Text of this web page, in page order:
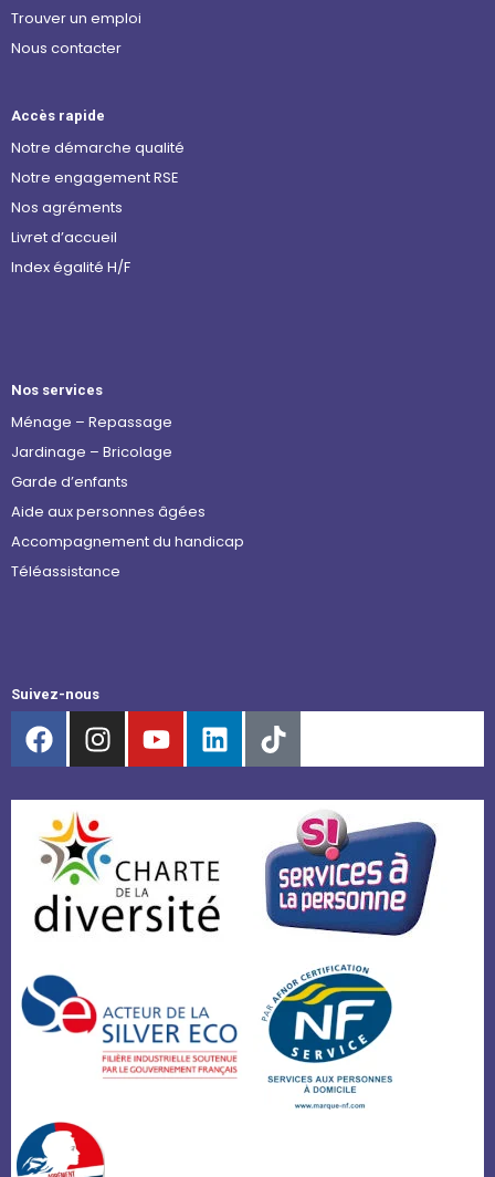
Trouver un emploi
Nous contacter
Accès rapide
Notre démarche qualité
Notre engagement RSE
Nos agréments
Livret d’accueil
Index égalité H/F
Nos services
Ménage – Repassage
Jardinage – Bricolage
Garde d’enfants
Aide aux personnes âgées
Accompagnement du handicap
Téléassistance
Suivez-nous